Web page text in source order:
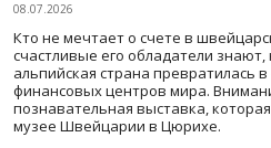
08.07.2026
Кто не мечтает о счете в
счастливые его обладатели
альпийская страна превратилась
финансовых центров мира.
познавательная выставка,
музее Швейцарии в Цюрихе.